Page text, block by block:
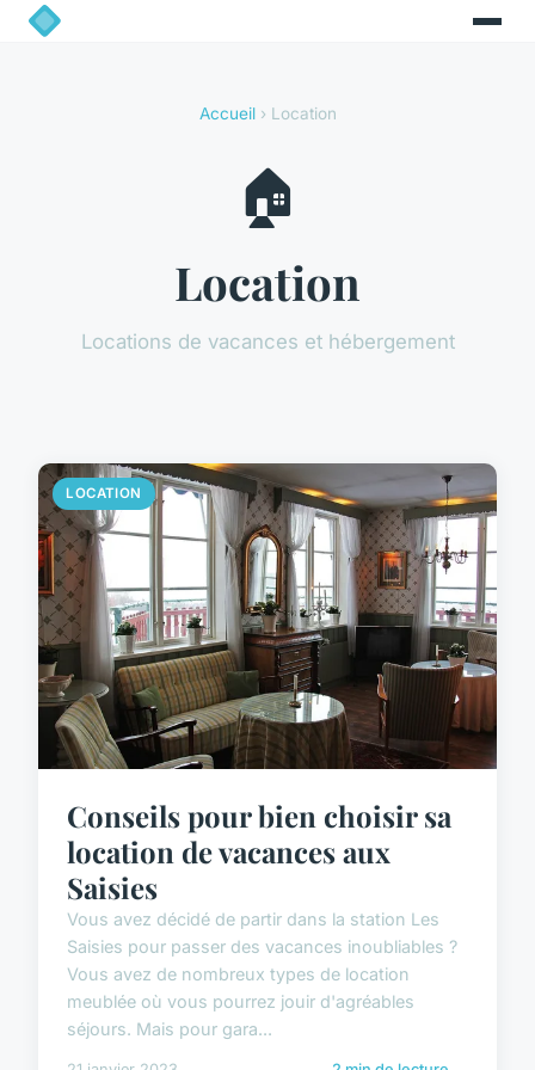
Accueil› Location
🏠
Location
Locations de vacances et hébergement
LOCATION
Conseils pour bien choisir sa
location de vacances aux
Saisies
Vous avez décidé de partir dans la station Les
Saisies pour passer des vacances inoubliables ?
Vous avez de nombreux types de location
meublée où vous pourrez jouir d'agréables
séjours. Mais pour gara...